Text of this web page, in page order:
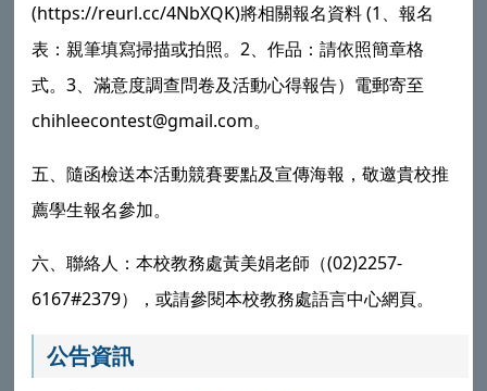
(https://reurl.cc/4NbXQK)將相關報名資料 (1 、報名
表：親筆填寫掃描或拍照。2、作品：請依照簡章格
式。3、滿意度調查問卷及活動心得報告）電郵寄至
chihleecontest@gmail.com。
五、隨函檢送本活動競賽要點及宣傳海報，敬邀貴校推
薦學生報名參加。
六、聯絡人：本校教務處黃美娟老師（(02)2257-
6167#2379），或請參閱本校教務處語言中心網頁。
公告資訊